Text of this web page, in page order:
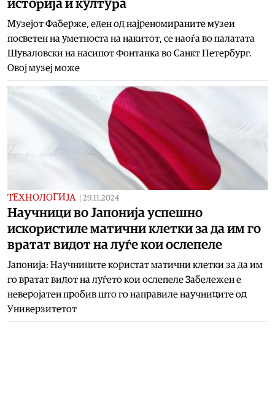
историја и култура
Музејот Фаберже, еден од најреномираните музеи
посветен на уметноста на накитот, се наоѓа во палатата
Шуваловски на насипот Фонтанка во Санкт Петербург.
Овој музеј може
ТЕХНОЛОГИЈА 29.11.2024
Научници во Јапонија успешно
искористиле матични клетки за да им го
вратат видот на луѓе кои ослепеле
Јапонија: Научниците користат матични клетки за да им
го вратат видот на луѓето кои ослепеле Забележен е
неверојатен пробив што го направиле научниците од
Универзитетот